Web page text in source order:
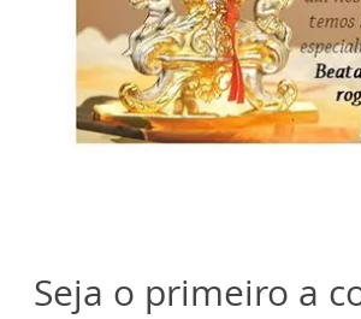
Seja o primeiro a